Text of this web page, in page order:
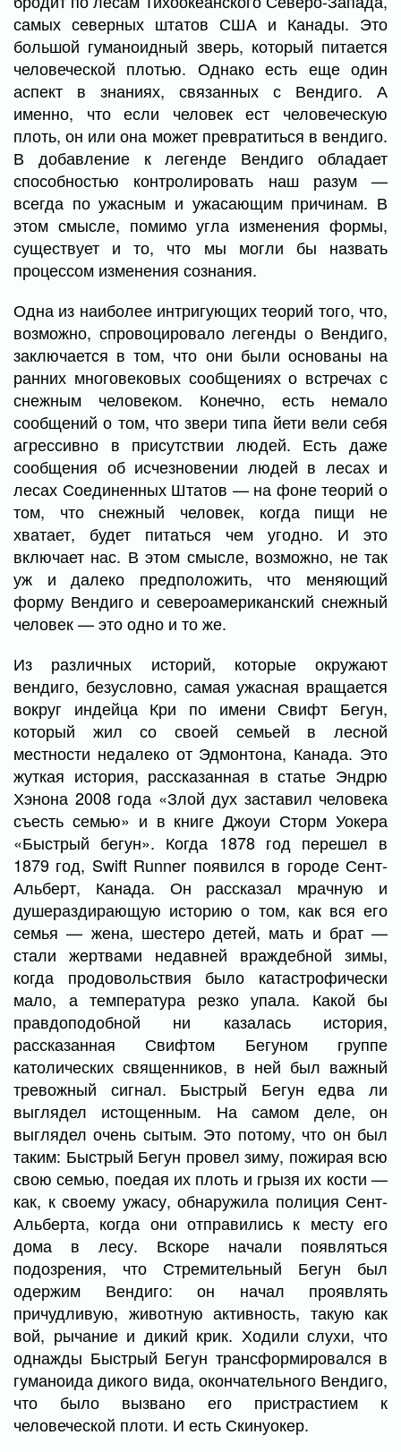
самых северных штатов США и Канады. Это
большой гуманоидный зверь, который питается
человеческой плотью. Однако есть еще один
аспект в знаниях, связанных с Вендиго. А
именно, что если человек ест человеческую
плоть, он или она может превратиться в вендиго.
В добавление к легенде Вендиго обладает
способностью контролировать наш разум —
всегда по ужасным и ужасающим причинам. В
этом смысле, помимо угла изменения формы,
существует и то, что мы могли бы назвать
процессом изменения сознания.
Одна из наиболее интригующих теорий того, что,
возможно, спровоцировало легенды о Вендиго,
заключается в том, что они были основаны на
ранних многовековых сообщениях о встречах с
снежным человеком. Конечно, есть немало
сообщений о том, что звери типа йети вели себя
агрессивно в присутствии людей. Есть даже
сообщения об исчезновении людей в лесах и
лесах Соединенных Штатов — на фоне теорий о
том, что снежный человек, когда пищи не
хватает, будет питаться чем угодно. И это
включает нас. В этом смысле, возможно, не так
уж и далеко предположить, что меняющий
форму Вендиго и североамериканский снежный
человек — это одно и то же.
Из различных историй, которые окружают
вендиго, безусловно, самая ужасная вращается
вокруг индейца Кри по имени Свифт Бегун,
который жил со своей семьей в лесной
местности недалеко от Эдмонтона, Канада. Это
жуткая история, рассказанная в статье Эндрю
Хэнона 2008 года «Злой дух заставил человека
съесть семью» и в книге Джоуи Сторм Уокера
«Быстрый бегун». Когда 1878 год перешел в
1879 год, Swift Runner появился в городе Сент-
Альберт, Канада. Он рассказал мрачную и
душераздирающую историю о том, как вся его
семья — жена, шестеро детей, мать и брат —
стали жертвами недавней враждебной зимы,
когда продовольствия было катастрофически
мало, а температура резко упала. Какой бы
правдоподобной ни казалась история,
рассказанная Свифтом Бегуном группе
католических священников, в ней был важный
тревожный сигнал. Быстрый Бегун едва ли
выглядел истощенным. На самом деле, он
выглядел очень сытым. Это потому, что он был
таким: Быстрый Бегун провел зиму, пожирая всю
свою семью, поедая их плоть и грызя их кости —
как, к своему ужасу, обнаружила полиция Сент-
Альберта, когда они отправились к месту его
дома в лесу. Вскоре начали появляться
подозрения, что Стремительный Бегун был
одержим Вендиго: он начал проявлять
причудливую, животную активность, такую как
вой, рычание и дикий крик. Ходили слухи, что
однажды Быстрый Бегун трансформировался в
гуманоида дикого вида, окончательного Вендиго,
что было вызвано его пристрастием к
человеческой плоти. И есть Скинуокер.